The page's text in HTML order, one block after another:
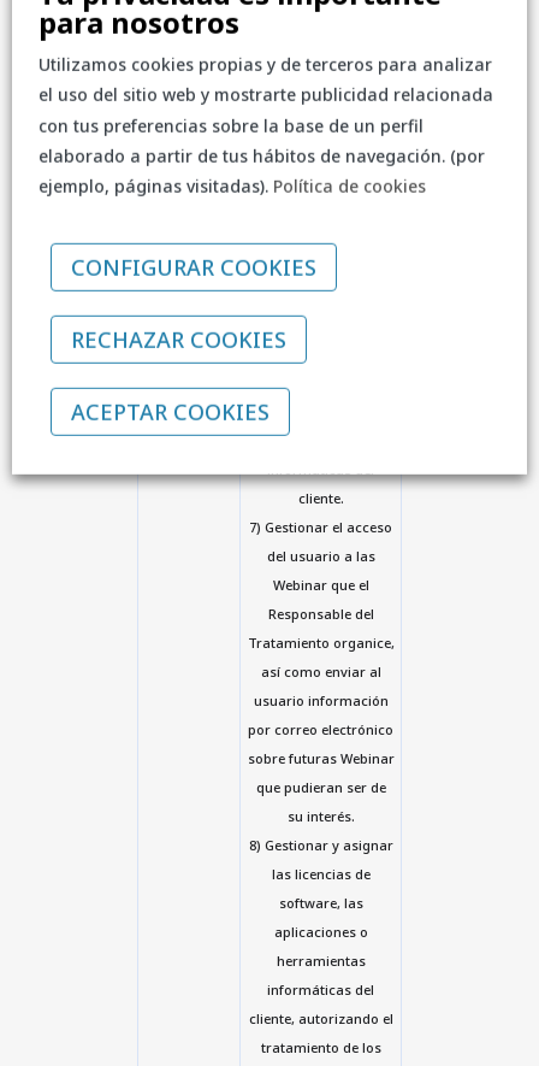
4) Gestionar las
equipos adquiridos al
Responsable del
Tratamiento.
5) Gestionar las altas
o registros en el
tramitar las compras
que en dicho Portal se
realicen.
6) Gestionar la
activación de licencias
de software o
herramientas
informáticas del
cliente.
7) Gestionar el acceso
del usuario a las
Webinar que el
Responsable del
Tratamiento organice,
así como enviar al
usuario información
por correo electrónico
sobre futuras Webinar
que pudieran ser de
su interés.
8) Gestionar y asignar
las licencias de
software, las
aplicaciones o
herramientas
informáticas del
cliente, autorizando el
tratamiento de los
para nosotros
Utilizamos cookies propias y de terceros para analizar
el uso del sitio web y mostrarte publicidad relacionada
con tus preferencias sobre la base de un perfil
elaborado a partir de tus hábitos de navegación. (por
ejemplo, páginas visitadas). Política de cookies
CONFIGURAR COOKIES
RECHAZAR COOKIES
ACEPTAR COOKIES